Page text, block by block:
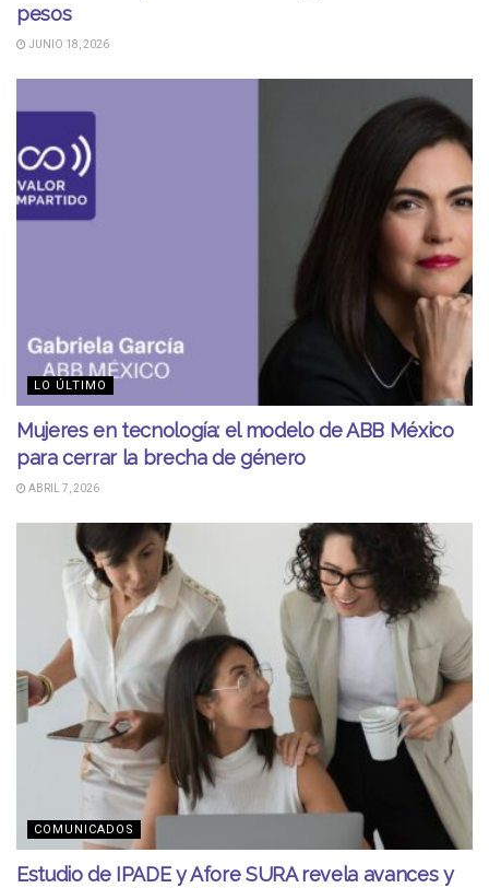
pesos
JUNIO 18, 2026
LO ÚLTIMO
Mujeres en tecnología: el modelo de ABB México
para cerrar la brecha de género
ABRIL 7, 2026
COMUNICADOS
Estudio de IPADE y Afore SURA revela avances y